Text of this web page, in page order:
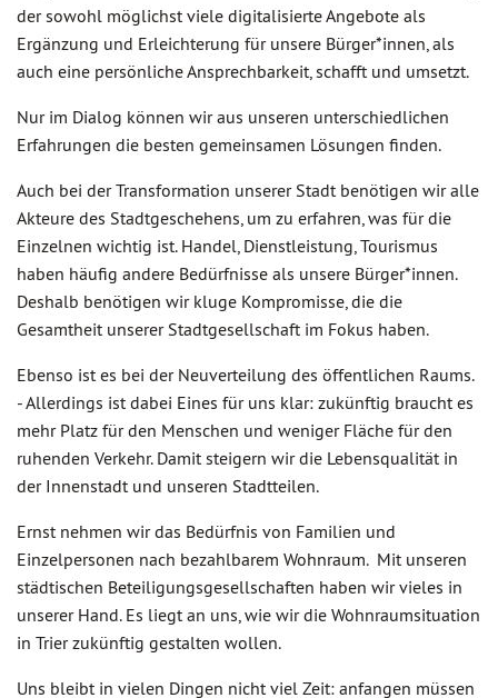
der sowohl möglichst viele digitalisierte Angebote als
Ergänzung und Erleichterung für unsere Bürger*innen, als
auch eine persönliche Ansprechbarkeit, schafft und umsetzt.
Nur im Dialog können wir aus unseren unterschiedlichen
Erfahrungen die besten gemeinsamen Lösungen finden.
Auch bei der Transformation unserer Stadt benötigen wir alle
Akteure des Stadtgeschehens, um zu erfahren, was für die
Einzelnen wichtig ist. Handel, Dienstleistung, Tourismus
haben häufig andere Bedürfnisse als unsere Bürger*innen.
Deshalb benötigen wir kluge Kompromisse, die die
Gesamtheit unserer Stadtgesellschaft im Fokus haben.
Ebenso ist es bei der Neuverteilung des öffentlichen Raums.
- Allerdings ist dabei Eines für uns klar: zukünftig braucht es
mehr Platz für den Menschen und weniger Fläche für den
ruhenden Verkehr. Damit steigern wir die Lebensqualität in
der Innenstadt und unseren Stadtteilen.
Ernst nehmen wir das Bedürfnis von Familien und
Einzelpersonen nach bezahlbarem Wohnraum. Mit unseren
städtischen Beteiligungsgesellschaften haben wir vieles in
unserer Hand. Es liegt an uns, wie wir die Wohnraumsituation
in Trier zukünftig gestalten wollen.
Uns bleibt in vielen Dingen nicht viel Zeit: anfangen müssen